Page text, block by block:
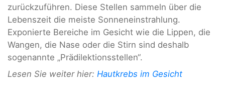
zurückzuführen. Diese Stellen sammeln über die
Lebenszeit die meiste Sonneneinstrahlung.
Exponierte Bereiche im Gesicht wie die Lippen, die
Wangen, die Nase oder die Stirn sind deshalb
sogenannte „Prädilektionsstellen“.
Lesen Sie weiter hier: Hautkrebs im Gesicht